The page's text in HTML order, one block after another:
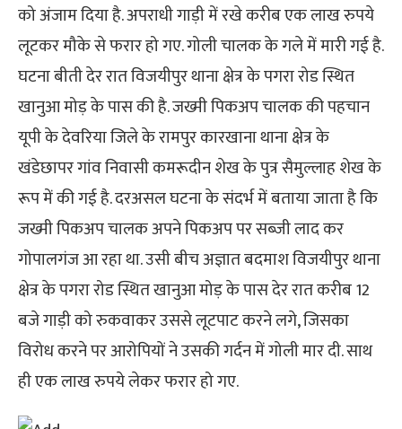
को अंजाम दिया है. अपराधी गाड़ी में रखे करीब एक लाख रुपये
लूटकर मौके से फरार हो गए. गोली चालक के गले में मारी गई है.
घटना बीती देर रात विजयीपुर थाना क्षेत्र के पगरा रोड स्थित
खानुआ मोड़ के पास की है. जख्मी पिकअप चालक की पहचान
यूपी के देवरिया जिले के रामपुर कारखाना थाना क्षेत्र के
खंडेछापर गांव निवासी कमरूदीन शेख के पुत्र सैमुल्लाह शेख के
रूप में की गई है. दरअसल घटना के संदर्भ में बताया जाता है कि
जख्मी पिकअप चालक अपने पिकअप पर सब्जी लाद कर
गोपालगंज आ रहा था. उसी बीच अज्ञात बदमाश विजयीपुर थाना
क्षेत्र के पगरा रोड स्थित खानुआ मोड़ के पास देर रात करीब 12
बजे गाड़ी को रुकवाकर उससे लूटपाट करने लगे, जिसका
विरोध करने पर आरोपियों ने उसकी गर्दन में गोली मार दी. साथ
ही एक लाख रुपये लेकर फरार हो गए.